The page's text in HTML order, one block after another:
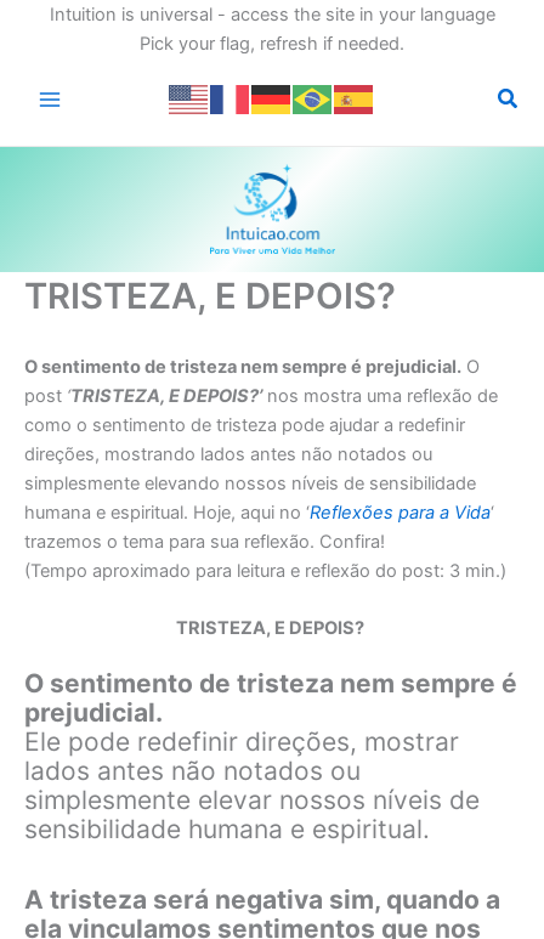
Intuition is universal - access the site in your language
Pick your flag, refresh if needed.
TRISTEZA, E DEPOIS?
O sentimento de tristeza nem sempre é prejudicial. O
post ‘TRISTEZA, E DEPOIS?’nos mostra uma reflexão de
como o sentimento de tristeza pode ajudar a redefinir
direções, mostrando lados antes não notados ou
simplesmente elevando nossos níveis de sensibilidade
humana e espiritual. Hoje, aqui no ‘Reflexões para a Vida‘
trazemos o tema para sua reflexão. Confira!
(Tempo aproximado para leitura e reflexão do post: 3 min.)
TRISTEZA, E DEPOIS?
O sentimento de tristeza nem sempre é
prejudicial.
Ele pode redefinir direções, mostrar
lados antes não notados ou
simplesmente elevar nossos níveis de
sensibilidade humana e espiritual.
A tristeza será negativa sim, quando a
ela vinculamos sentimentos que nos